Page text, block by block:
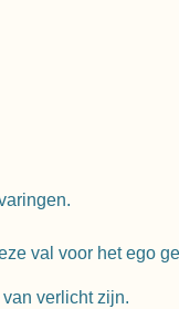
val voor het ego
verlicht zijn.